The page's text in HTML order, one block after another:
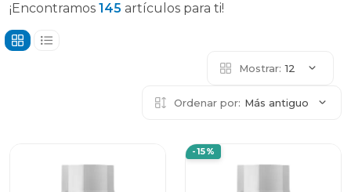
¡Encontramos 145 artículos para ti!
Mostrar: 12
Ordenar por: Más antiguo
-15%